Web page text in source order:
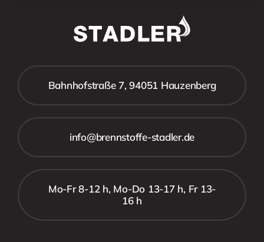
Bahnhofstraße 7, 94051 Hauzenberg
info@brennstoffe-stadler.de
Mo-Fr 8-12 h, Mo-Do 13-17 h, Fr 13-
16 h